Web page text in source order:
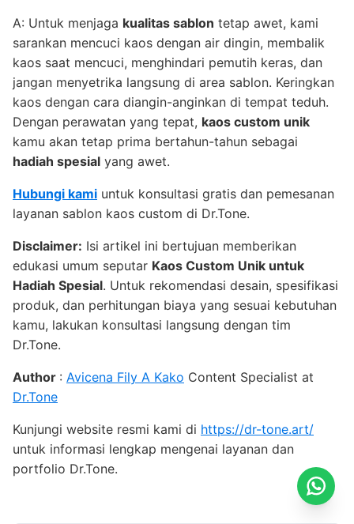
A: Untuk menjaga kualitas sablon tetap awet, kami
sarankan mencuci kaos dengan air dingin, membalik
kaos saat mencuci, menghindari pemutih keras, dan
jangan menyetrika langsung di area sablon. Keringkan
kaos dengan cara diangin-anginkan di tempat teduh.
Dengan perawatan yang tepat, kaos custom unik
kamu akan tetap prima bertahun-tahun sebagai
hadiah spesial yang awet.
Hubungi kami untuk konsultasi gratis dan pemesanan
layanan sablon kaos custom di Dr.Tone.
Disclaimer: Isi artikel ini bertujuan memberikan
edukasi umum seputar Kaos Custom Unik untuk
Hadiah Spesial. Untuk rekomendasi desain, spesifikasi
produk, dan perhitungan biaya yang sesuai kebutuhan
kamu, lakukan konsultasi langsung dengan tim
Dr.Tone.
Author : Avicena Fily A Kako Content Specialist at
Dr.Tone
Kunjungi website resmi kami di https://dr-tone.art/
untuk informasi lengkap mengenai layanan dan
portfolio Dr.Tone.